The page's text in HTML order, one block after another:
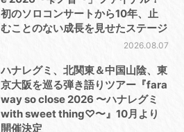
初のソロコンサートから10年、止
むことのない成長を見せたステージ
2026.08.07
ハナレグミ、北関東＆中国山陰、東
京大阪を巡る弾き語りツアー『fara
way so close 2026 〜ハナレグミ
with sweet thing♡〜』10月より
開催決定